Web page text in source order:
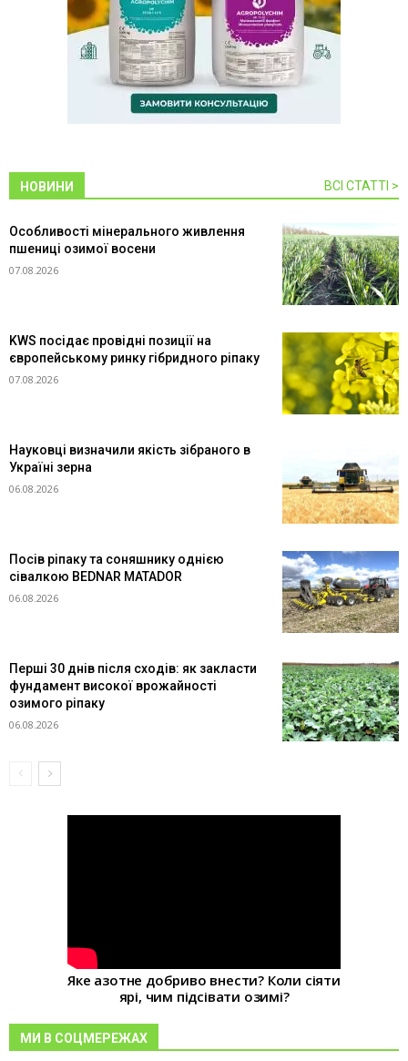
НОВИНИ ВСІ СТАТТІ >
Особливості мінерального живлення
пшениці озимої восени
07.08.2026
KWS посідає провідні позиції на
європейському ринку гібридного ріпаку
07.08.2026
Науковці визначили якість зібраного в
Україні зерна
06.08.2026
Посів ріпаку та соняшнику однією
сівалкою BEDNAR MATADOR
06.08.2026
Перші 30 днів після сходів: як закласти
фундамент високої врожайності
озимого ріпаку
06.08.2026
Яке азотне добриво внести? Коли сіяти
ярі, чим підсівати озимі?
МИ В СОЦМЕРЕЖАХ